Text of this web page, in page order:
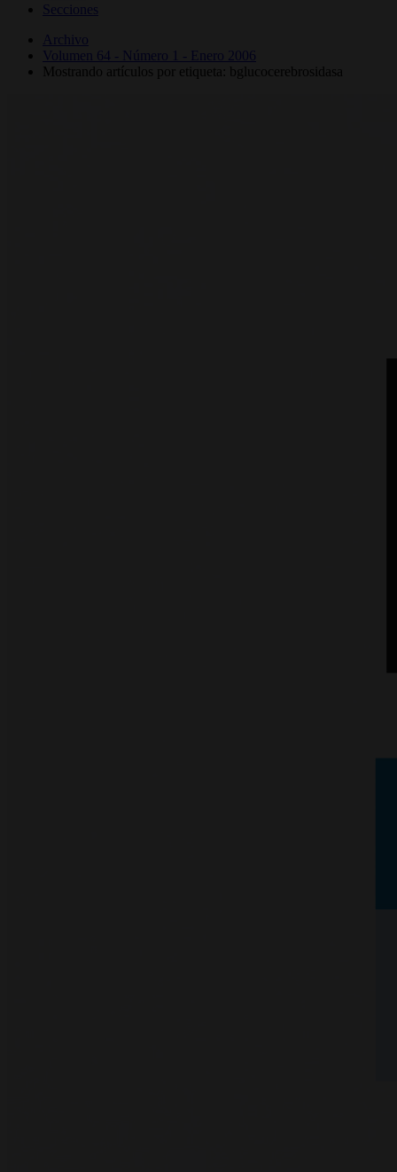
Secciones
Archivo
Volumen 64 - Número 1 - Enero 2006
Mostrando artículos por etiqueta: bglucocerebrosidasa